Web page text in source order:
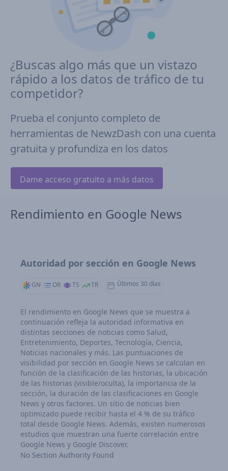
¿Buscas algo más que un vistazo
rápido a los datos de tráfico de tu
competidor?
Prueba el conjunto completo de
herramientas de NewzDash con una cuenta
gratuita y profundiza en los datos
Dame acceso gratuito a más datos
Rendimiento en Google News
Autoridad por sección en Google News
GN OR TS TR Últimos 30 días
El rendimiento en Google News que se muestra a
continuación refleja la autoridad informativa en
distintas secciones de noticias como Salud,
Entretenimiento, Deportes, Tecnología, Ciencia,
Noticias nacionales y más. Las puntuaciones de
visibilidad por sección en Google News se calculan en
función de la clasificación de las historias, la ubicación
de las historias (visible/oculta), la importancia de la
sección, la duración de las clasificaciones en Google
News y otros factores. Un sitio de noticias bien
optimizado puede recibir hasta el 4 % de su tráfico
total desde Google News. Además, existen numerosos
estudios que muestran una fuerte correlación entre
Google News y Google Discover.
No Section Authority Found